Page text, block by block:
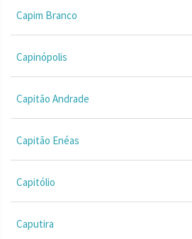
Capim Branco
Capinópolis
Capitão Andrade
Capitão Enéas
Capitólio
Caputira